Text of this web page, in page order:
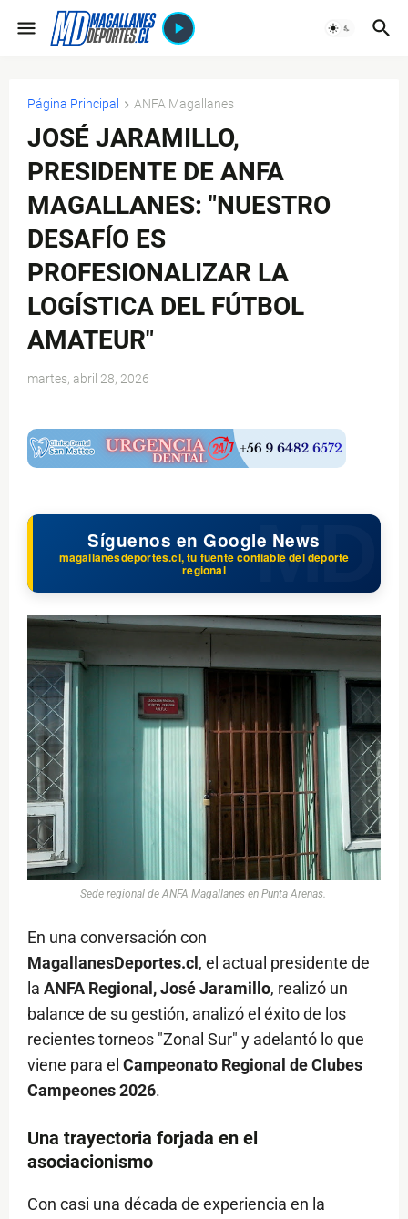
Página Principal ANFA Magallanes
JOSÉ JARAMILLO,
PRESIDENTE DE ANFA
MAGALLANES: "NUESTRO
DESAFÍO ES
PROFESIONALIZAR LA
LOGÍSTICA DEL FÚTBOL
AMATEUR"
martes, abril 28, 2026
Síguenos en Google News
magallanesdeportes.cl, tu fuente confiable del deporte
regional
Sede regional de ANFA Magallanes en Punta Arenas.
En una conversación con
MagallanesDeportes.cl , el actual presidente de
la ANFA Regional, José Jaramillo, realizó un
balance de su gestión, analizó el éxito de los
recientes torneos "Zonal Sur" y adelantó lo que
viene para el Campeonato Regional de Clubes
Campeones 2026.
Una trayectoria forjada en el
asociacionismo
Con casi una década de experiencia en la